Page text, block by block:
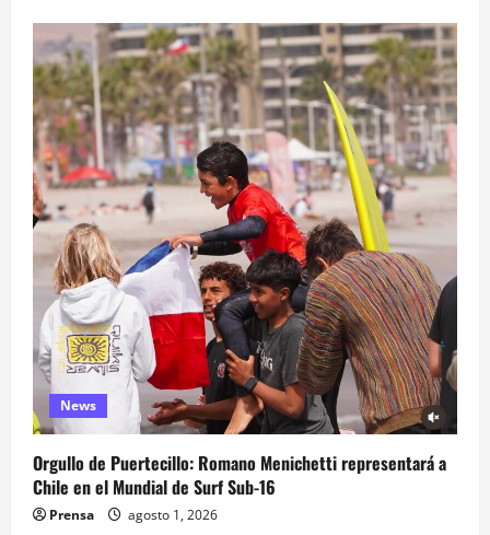
News
Orgullo de Puertecillo: Romano Menichetti representará a
Chile en el Mundial de Surf Sub-16
Prensa agosto 1, 2026